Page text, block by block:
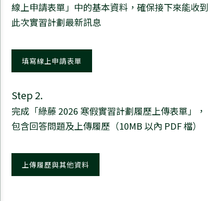
線上申請表單」中的基本資料，確保接下來能收到
此次實習計劃最新訊息
填寫線上申請表單
Step 2.
完成「綠藤 2026 寒假實習計劃履歷上傳表單」，
包含回答問題及上傳履歷（10MB 以內 PDF 檔）
上傳履歷與其他資料